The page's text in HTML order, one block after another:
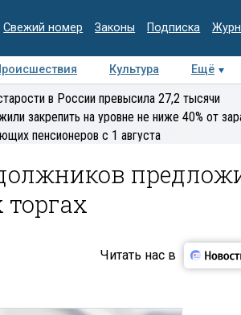
Свежий номер Законы Подписка
Культура Ещё
Интервью Колумнисты
в России превысила 27,2 тысячи
закрепить на уровне не ниже 40% от
пенсионеров с 1 августа
Читать нас в